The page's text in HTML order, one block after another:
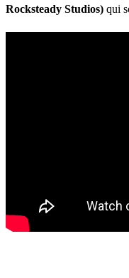
Rocksteady Studios) qui